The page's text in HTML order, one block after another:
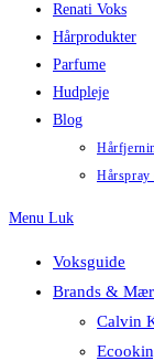
Renati Voks
Hårprodukter
Parfume
Hudpleje
Blog
Hårspray
Menu Luk
Voksguide
Brands &
Calvin